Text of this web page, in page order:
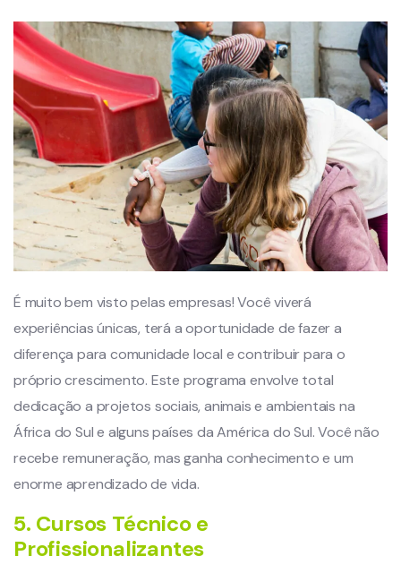
É muito bem visto pelas empresas! Você viverá
experiências únicas, terá a oportunidade de fazer a
diferença para comunidade local e contribuir para o
próprio crescimento. Este programa envolve total
dedicação a projetos sociais, animais e ambientais na
África do Sul e alguns países da América do Sul. Você não
recebe remuneração, mas ganha conhecimento e um
enorme aprendizado de vida.
5. Cursos Técnico e
Profissionalizantes